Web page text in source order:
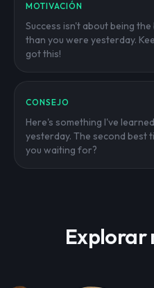
MOTIVACIÓN
Success isn't about being
than you were yesterday.
got this!
CONSEJO
Here's something I've
yesterday. The second best
you waiting for?
Explorar